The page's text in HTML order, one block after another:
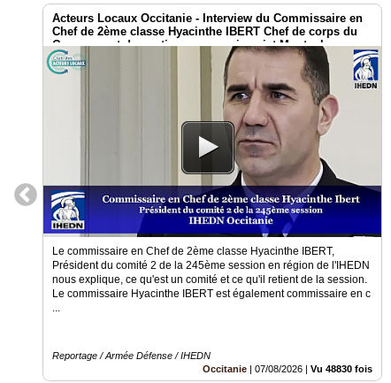
Annuaire
Agenda
administration
boutique
Acteurs Locaux Occitanie - Interview du Commissaire en
Chef de 2ème classe Hyacinthe IBERT Chef de corps du
Groupement de soutien au commissariat Montauban
Le commissaire en Chef de 2ème classe Hyacinthe IBERT,
Président du comité 2 de la 245ème session en région de l'IHEDN
nous explique, ce qu'est un comité et ce qu'il retient de la session.
Le commissaire Hyacinthe IBERT est également commissaire en c
...
Reportage / Armée Défense / IHEDN
Occitanie
07/08/2026 Vu 48830 fois